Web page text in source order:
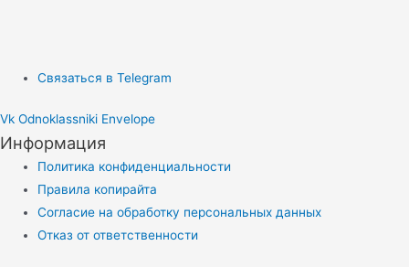
Связаться в Telegram
Vk Odnoklassniki Envelope
Информация
Политика конфиденциальности
Правила копирайта
Согласие на обработку персональных данных
Отказ от ответственности